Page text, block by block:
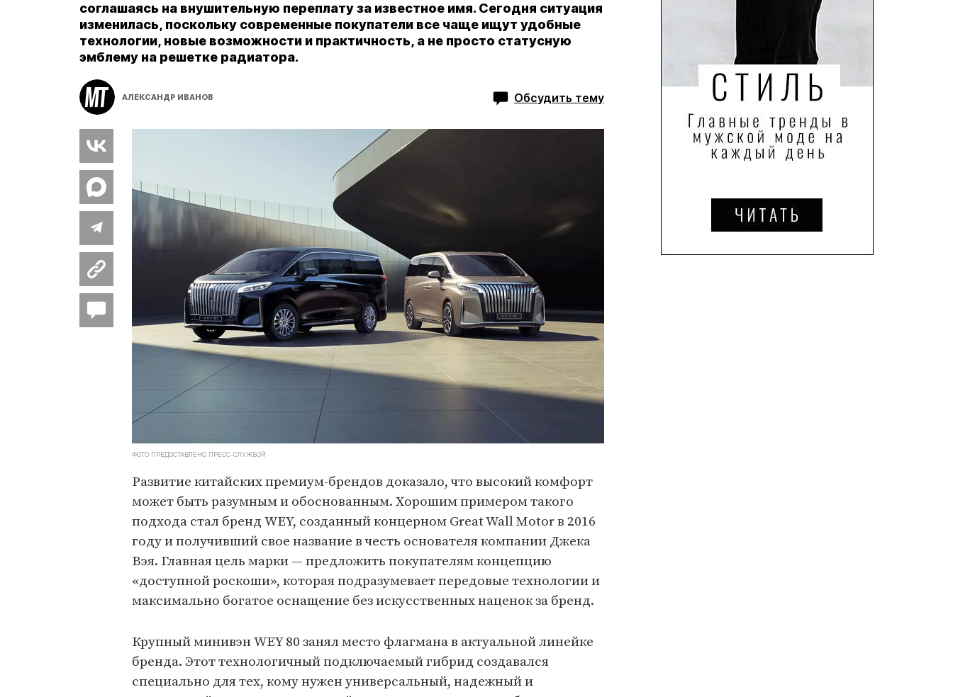
соглашаясь на внушительную переплату за известное имя. Сегодня ситуация
изменилась, поскольку современные покупатели все чаще ищут удобные
технологии, новые возможности и практичность, а не просто статусную
эмблему на решетке радиатора.
АЛЕКСАНДР ИВАНОВ Обсудить тему
ФОТО ПРЕДОСТАВЛЕНО ПРЕСС-СЛУЖБОЙ
Развитие китайских премиум-брендов доказало, что высокий комфорт
может быть разумным и обоснованным. Хорошим примером такого
подхода стал бренд WEY, созданный концерном Great Wall Motor в 2016
году и получивший свое название в честь основателя компании Джека
Вэя. Главная цель марки — предложить покупателям концепцию
«доступной роскоши», которая подразумевает передовые технологии и
максимально богатое оснащение без искусственных наценок за бренд.
Крупный минивэн WEY 80 занял место флагмана в актуальной линейке
бренда. Этот технологичный подключаемый гибрид создавался
специально для тех, кому нужен универсальный, надежный и